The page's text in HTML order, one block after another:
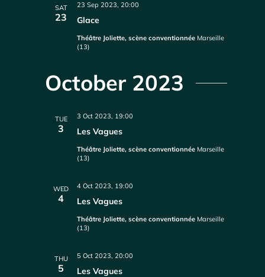
SAT
23 Glace
23 Sep 2023, 20:00
Théâtre Joliette, scène conventionnée Marseille
(13)
October 2023
TUE
3 Les Vagues
3 Oct 2023, 19:00
Théâtre Joliette, scène conventionnée Marseille
(13)
WED
4 Les Vagues
4 Oct 2023, 19:00
Théâtre Joliette, scène conventionnée Marseille
(13)
THU
5 Les Vagues
5 Oct 2023, 20:00